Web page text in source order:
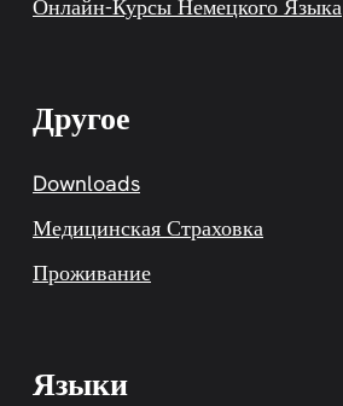
Онлайн-Курсы Немецкого Языка
Другое
Downloads
Медицинская Страховка
Проживание
Языки